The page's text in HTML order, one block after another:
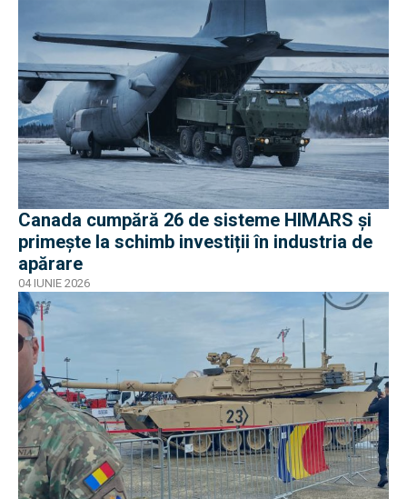
Canada cumpără 26 de sisteme HIMARS și
primește la schimb investiții în industria de
apărare
04 IUNIE 2026